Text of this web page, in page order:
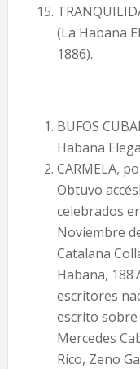
(La Habana
1886).
BUFOS
Habana
CARMELA,
Obtuvo
celebrados
Noviembre
Catalana
Habana,
escritores
escrito sobre
Mercedes
Rico, Zeno